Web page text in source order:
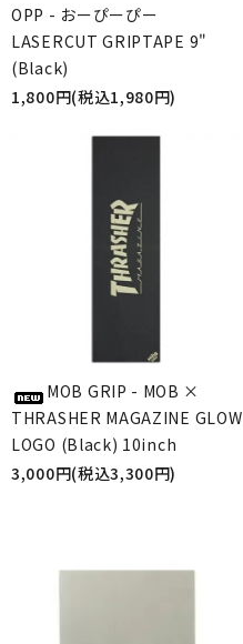
OPP - おーぴーぴー
LASERCUT GRIPTAPE 9"
(Black)
1,800円(税込1,980円)
MOB GRIP - MOB ×
THRASHER MAGAZINE GLOW
LOGO (Black) 10inch
3,000円(税込3,300円)